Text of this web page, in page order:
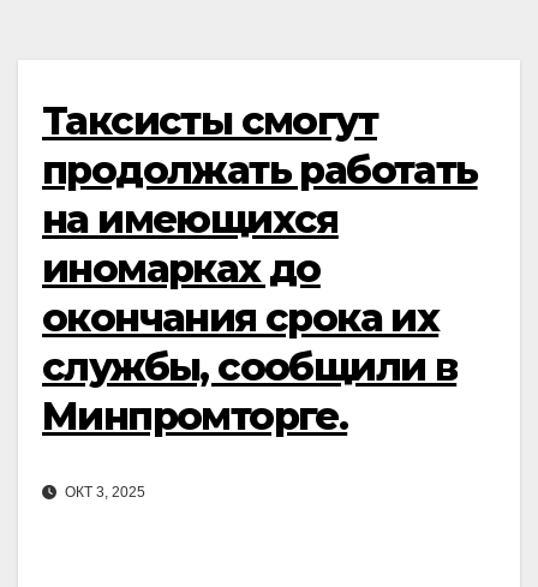
Таксисты смогут
продолжать работать
на имеющихся
иномарках до
окончания срока их
службы, сообщили в
Минпромторге.
ОКТ 3, 2025